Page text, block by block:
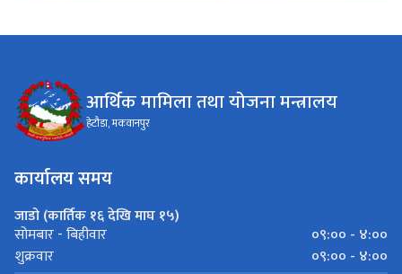
आर्थिक मामिला तथा योजना मन्त्रालय
हेटौडा, मकवानपुर
कार्यालय समय
जाडो (कार्तिक १६ देखि माघ १५)
सोमबार - बिहीवार
०९:०० - ४:००
शुक्रवार
०९:०० - ४:००